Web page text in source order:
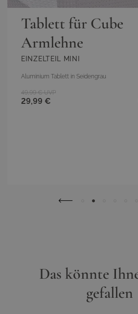
Tablett für Cube
Armlehne
EINZELTEIL MINI
Aluminium Tablett in Seidengrau
29,99 €
49,99 € UVP
Das könnte
gefallen